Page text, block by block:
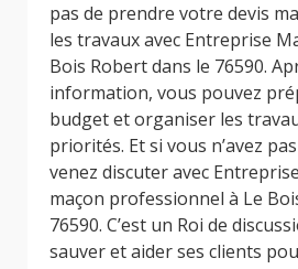
pas de prendre votre devis
les travaux avec Entreprise
Bois Robert dans le 76590.
information, vous pouvez
budget et organiser les
priorités. Et si vous n’avez
venez discuter avec
maçon professionnel à Le
76590. C’est un Roi de
sauver et aider ses clients